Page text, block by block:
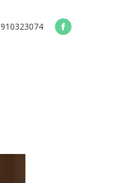
910323074